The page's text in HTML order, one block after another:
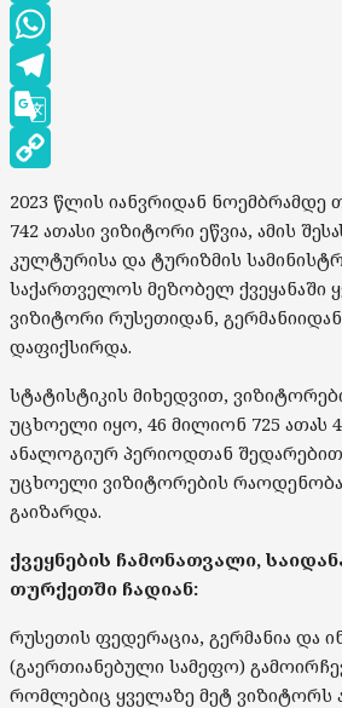
LinkedIn
WhatsApp
Telegram
Google
Link
2023 წლის იანვრიდან
742 ათასი ვიზიტორი ეწვია, ამის
კულტურისა და ტურიზმის
საქართველოს მეზობელ ქვეყანაში
ვიზიტორი რუსეთიდან,
დაფიქსირდა.
სტატისტიკის მიხედვით,
უცხოელი იყო, 46 მილიონ 725 ათას
ანალოგიურ პერიოდთან
უცხოელი ვიზიტორების
გაიზარდა.
ქვეყნების ჩამონათვალი,
თურქეთში ჩადიან:
რუსეთის ფედერაცია, გერმანია და
(გაერთიანებული სამეფო)
რომლებიც ყველაზე მეტ ვიზიტორს